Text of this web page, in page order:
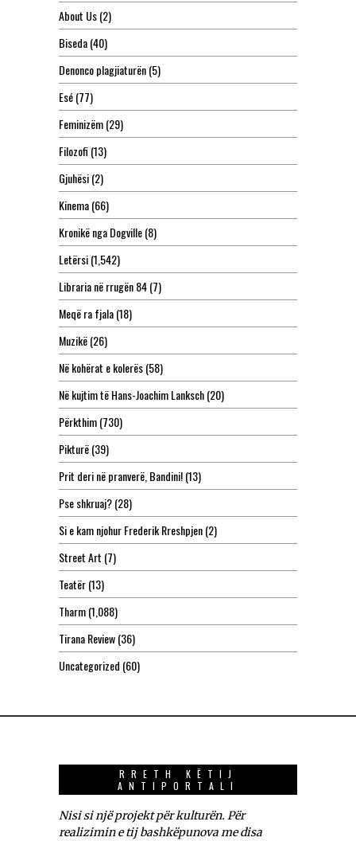
About Us(2)
Biseda(40)
Denonco plagjiaturën(5)
Esé(77)
Feminizëm(29)
Filozofi (13)
Gjuhësi(2)
Kinema(66)
Kronikë nga Dogville(8)
Letërsi(1,542)
Libraria në rrugën 84(7)
Meqë ra fjala(18)
Muzikë(26)
Në kohërat e kolerës(58)
Në kujtim të Hans-Joachim Lanksch(20)
Përkthim(730)
Pikturë(39)
Prit deri në pranverë, Bandini!(13)
Pse shkruaj?(28)
Si e kam njohur Frederik Rreshpjen(2)
Street Art (7)
Teatër(13)
Tharm(1,088)
Tirana Review(36)
Uncategorized (60)
RRETH KËTIJ
ANTIPORTALI
Nisi si një projekt për kulturën. Për
realizimin e tij bashkëpunova me disa